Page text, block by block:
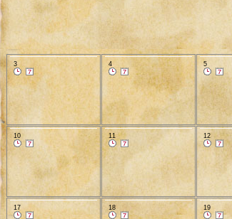
3 4 5
10 11 12
17 18 19